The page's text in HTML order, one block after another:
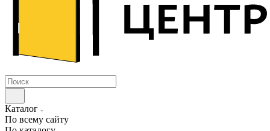
Каталог
По всему сайту